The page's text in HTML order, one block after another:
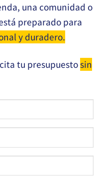
una comunidad o
preparado para
y duradero.
tu presupuestosin